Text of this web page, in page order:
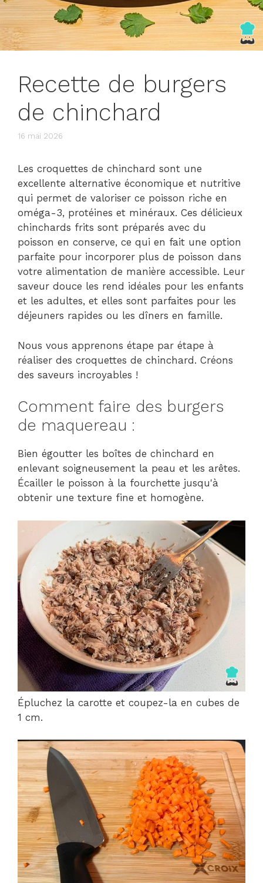
Recette de burgers
de chinchard
16 mai 2026
Les croquettes de chinchard sont une
excellente alternative économique et nutritive
qui permet de valoriser ce poisson riche en
oméga-3, protéines et minéraux. Ces délicieux
chinchards frits sont préparés avec du
poisson en conserve, ce qui en fait une option
parfaite pour incorporer plus de poisson dans
votre alimentation de manière accessible. Leur
saveur douce les rend idéales pour les enfants
et les adultes, et elles sont parfaites pour les
déjeuners rapides ou les dîners en famille.
Nous vous apprenons étape par étape à
réaliser des croquettes de chinchard. Créons
des saveurs incroyables !
Comment faire des burgers
de maquereau :
Bien égoutter les boîtes de chinchard en
enlevant soigneusement la peau et les arêtes.
Écailler le poisson à la fourchette jusqu'à
obtenir une texture fine et homogène.
Épluchez la carotte et coupez-la en cubes de
1 cm.